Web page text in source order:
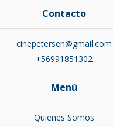
Contacto
cinepetersen@gmail.com
+56991851302
Menú
Quienes Somos